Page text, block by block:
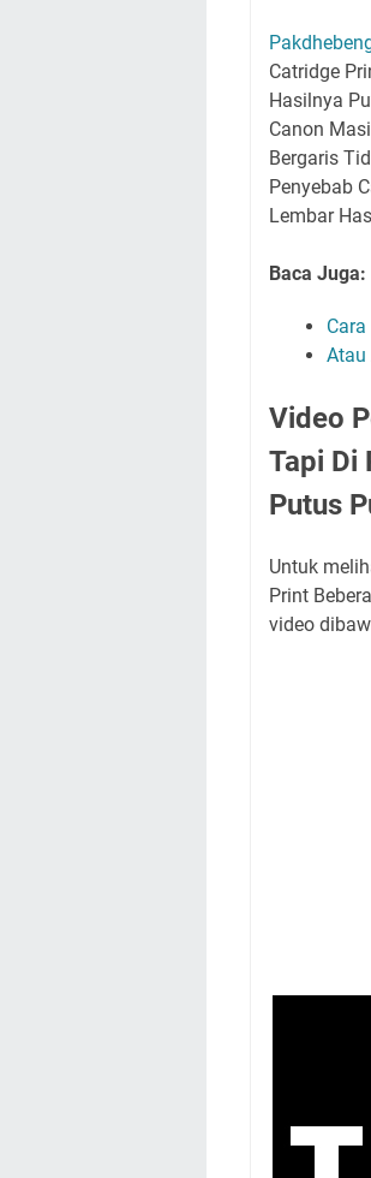
Catridge
Hasilnya
Canon
Bergaris
Penyebab
Lembar
Baca Juga:
Atau
Video
Tapi Di
Putus
Untuk
Print
video